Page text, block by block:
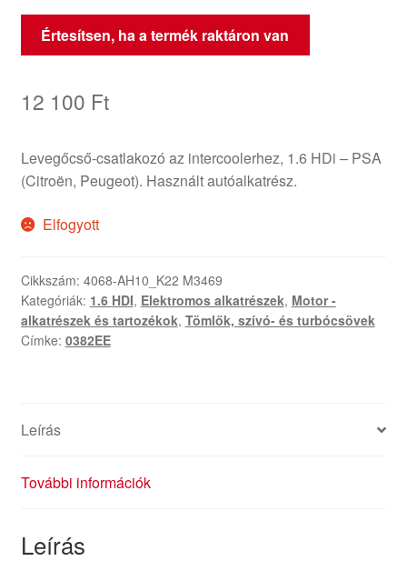
Értesítsen, ha a termék raktáron van
12 100 Ft
Levegőcső-csatlakozó az intercoolerhez, 1.6 HDi – PSA
(Citroën, Peugeot). Használt autóalkatrész.
Elfogyott
Cikkszám: 4068-AH10_K22 M3469
Kategóriák: 1.6 HDI, Elektromos alkatrészek, Motor -
alkatrészek és tartozékok, Tömlők, szívó- és turbócsövek
Címke: 0382EE
Leírás
További információk
Leírás